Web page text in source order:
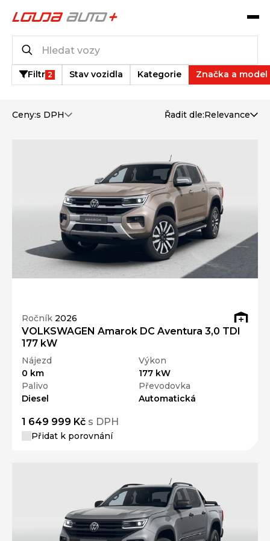
Filtr 2 Stav vozidla Kategorie Značka a model
Ceny:s DPH Řadit dle:Relevance
Ročník 2026
VOLKSWAGEN Amarok DC Aventura 3,0 TDI
177 kW
Nájezd
0 km
Výkon
177 kW
Palivo
Diesel
Převodovka
Automatická
1 649 999 Kč s DPH
Přidat k porovnání